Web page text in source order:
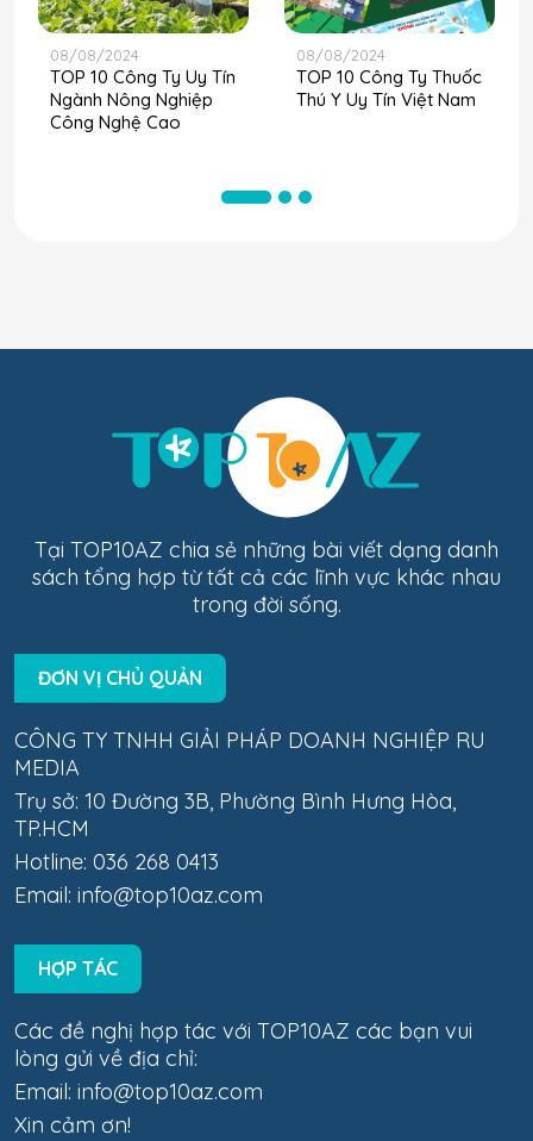
08/08/2024
TOP 10 Công Ty Uy Tín
Ngành Nông Nghiệp
Công Nghệ Cao
08/08/2024
TOP 10 Công Ty Thuốc
Thú Y Uy Tín Việt Nam
Tại TOP10AZ chia sẻ những bài viết dạng danh
sách tổng hợp từ tất cả các lĩnh vực khác nhau
trong đời sống.
ĐƠN VỊ CHỦ QUẢN
CÔNG TY TNHH GIẢI PHÁP DOANH NGHIỆP RU
MEDIA
Trụ sở: 10 Đường 3B, Phường Bình Hưng Hòa,
TP.HCM
Hotline: 036 268 0413
Email: info@top10az.com
HỢP TÁC
Các đề nghị hợp tác với TOP10AZ các bạn vui
lòng gửi về địa chỉ:
Email: info@top10az.com
Xin cảm ơn!